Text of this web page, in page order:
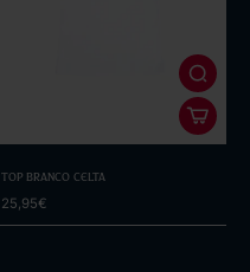
Top Branco Celta
25,95€